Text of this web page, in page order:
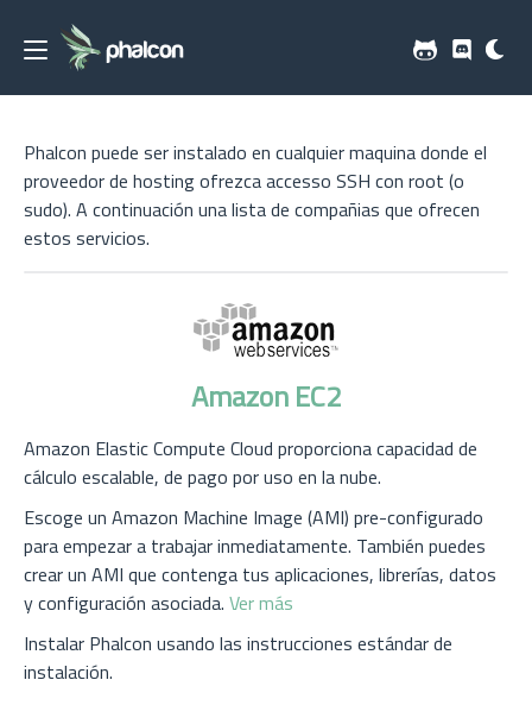
Phalcon puede ser instalado en cualquier maquina donde el
proveedor de hosting ofrezca accesso SSH con root (o
sudo). A continuación una lista de compañias que ofrecen
estos servicios.
Amazon EC2
Amazon Elastic Compute Cloud proporciona capacidad de
cálculo escalable, de pago por uso en la nube.
Escoge un Amazon Machine Image (AMI) pre-configurado
para empezar a trabajar inmediatamente. También puedes
crear un AMI que contenga tus aplicaciones, librerías, datos
y configuración asociada. Ver más
Instalar Phalcon usando las instrucciones estándar de
instalación.